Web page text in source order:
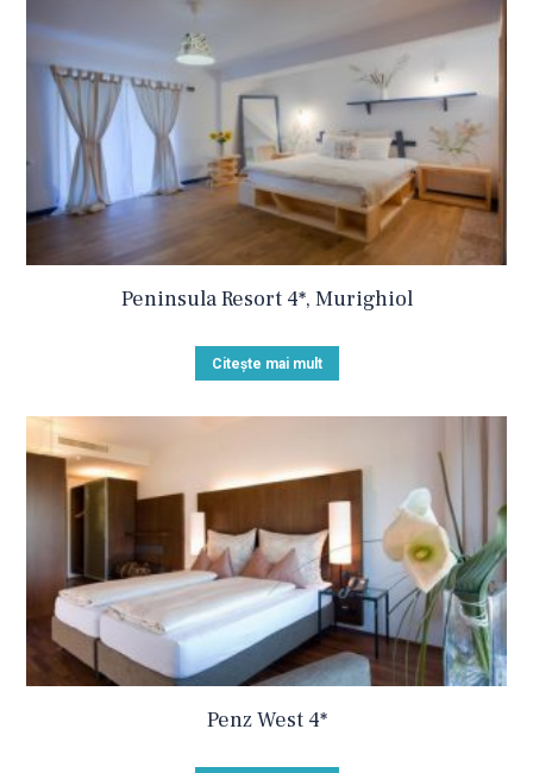
Peninsula Resort 4*, Murighiol
Citește mai mult
Penz West 4*